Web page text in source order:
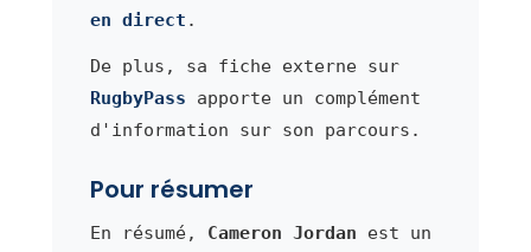
en direct .
De plus, sa fiche externe sur
RugbyPass apporte un complément
d'information sur son parcours.
Pour résumer
En résumé, Cameron Jordan est un